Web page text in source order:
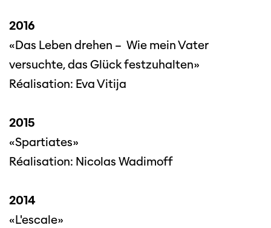
2016
«Das Leben drehen – Wie mein Vater
versuchte, das Glück festzuhalten»
Réalisation: Eva Vitija
2015
«Spartiates»
Réalisation: Nicolas Wadimoff
2014
«L'escale»